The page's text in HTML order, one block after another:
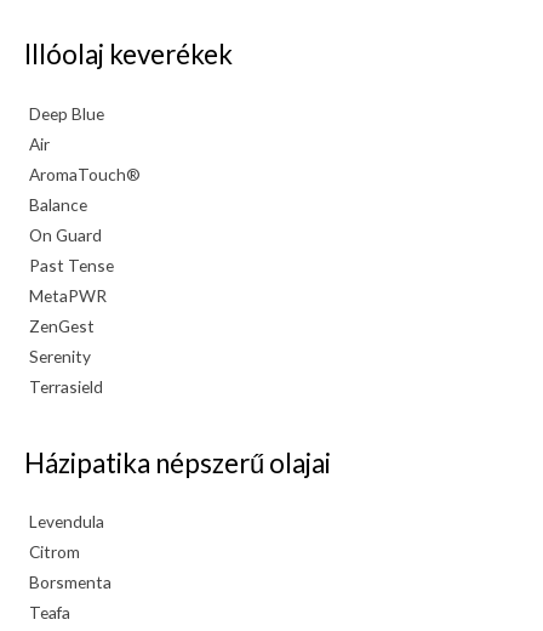
Illóolaj keverékek
Deep Blue
Air
AromaTouch®
Balance
On Guard
Past Tense
MetaPWR
ZenGest
Serenity
Terrasield
Házipatika népszerű olajai
Levendula
Citrom
Borsmenta
Teafa